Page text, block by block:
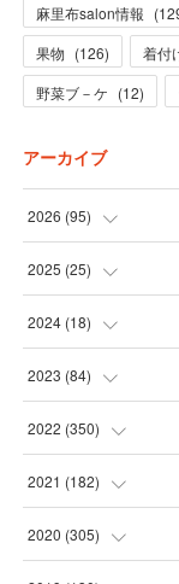
麻里布salon情報 (
果物 (126) 着付
野菜ブ－ケ (12)
アーカイブ
2026 (95)
(5
(31 )
(28
(31
2025 (25)
(3
(19 )
(1)
(1)
2024(18)
(1
(12
(2)
(1)
2023 (84)
(1)
(24
(24
(1)
2022 (350)
(16
(30
2021 (182)
(25
2020 (305)